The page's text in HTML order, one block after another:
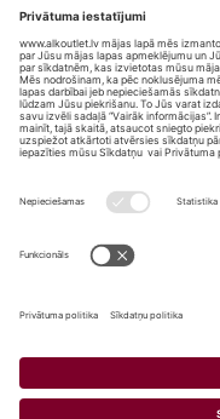
E-
ALKOHOLA PĀRDOŠANA,
NODOŠANA
AIZLIEGTA.